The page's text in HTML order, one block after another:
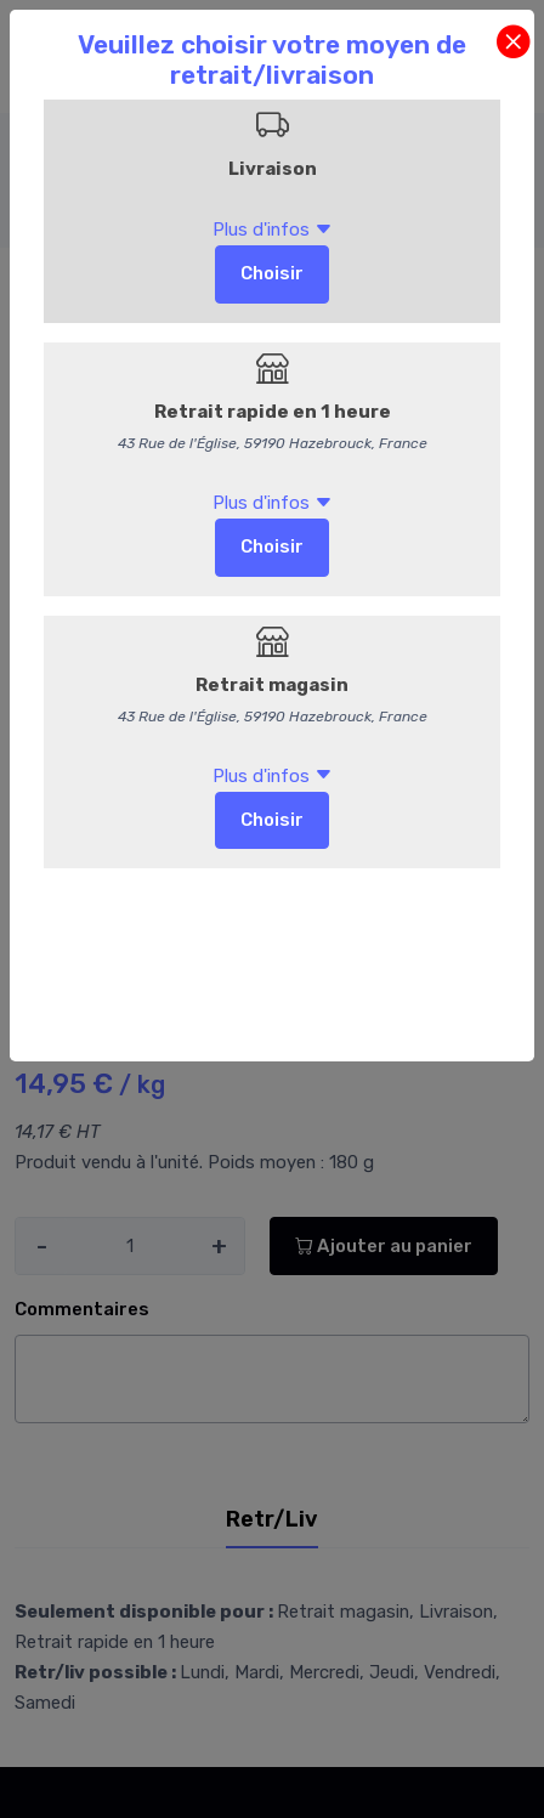
Barbecue
14,95 € / kg
14,17 € HT
Produit vendu à l'unité. Poids moyen : 180 g
- + Ajouter au panier
Commentaires
Retr/Liv
Seulement disponible pour : Retrait magasin, Livraison,
Retrait rapide en 1 heure
Retr/liv possible : Lundi, Mardi, Mercredi, Jeudi, Vendredi,
Samedi